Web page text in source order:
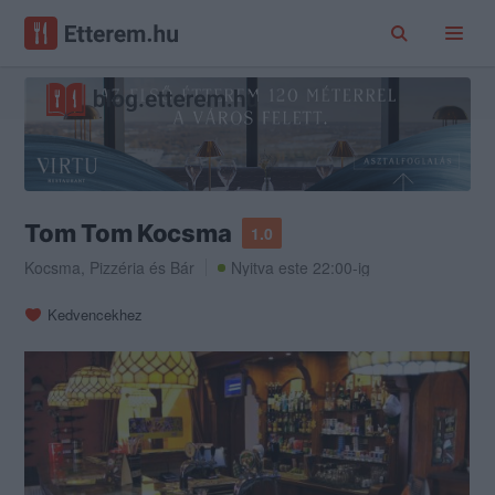
Tom Tom Kocsma
1.0
Kocsma, Pizzéria és Bár Nyitva este 22:00-ig
Kedvencekhez